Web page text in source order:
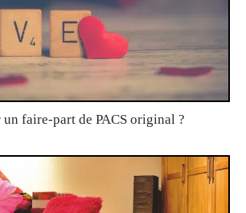
faire-part de PACS original ?